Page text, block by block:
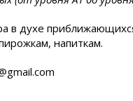
в духе
напиткам.